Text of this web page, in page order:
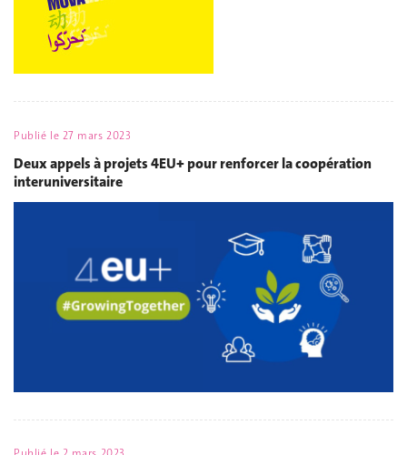
Publié le 27 mars 2023
Deux appels à projets 4EU+ pour renforcer la coopération
interuniversitaire